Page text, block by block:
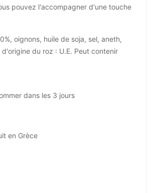
pouvez l'accompagner d'une touche
oignons, huile de soja, sel, aneth,
du roz : U.E. Peut contenir
dans les 3 jours
en Grèce